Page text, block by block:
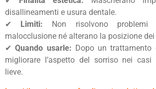
disallineamenti e usura dentale.
✔
Limiti: Non risolvono problemi
malocclusione né alterano la posizione dei
✔Quando usarle: Dopo un trattamento
migliorare l’aspetto del sorriso nei casi
lieve.